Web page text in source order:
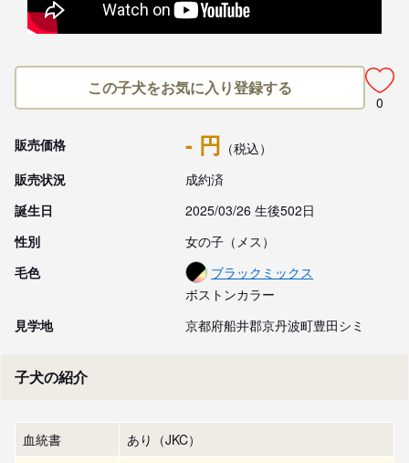
この子犬をお気に入り登録する
0
販売価格 - 円 （税込）
販売状況
成約済
誕生日
2025/03/26 生後502日
性別
女の子（メス）
毛色
ブラックミックス
ボストンカラー
見学地
京都府船井郡京丹波町豊田シミ
子犬の紹介
血統書
あり（JKC）